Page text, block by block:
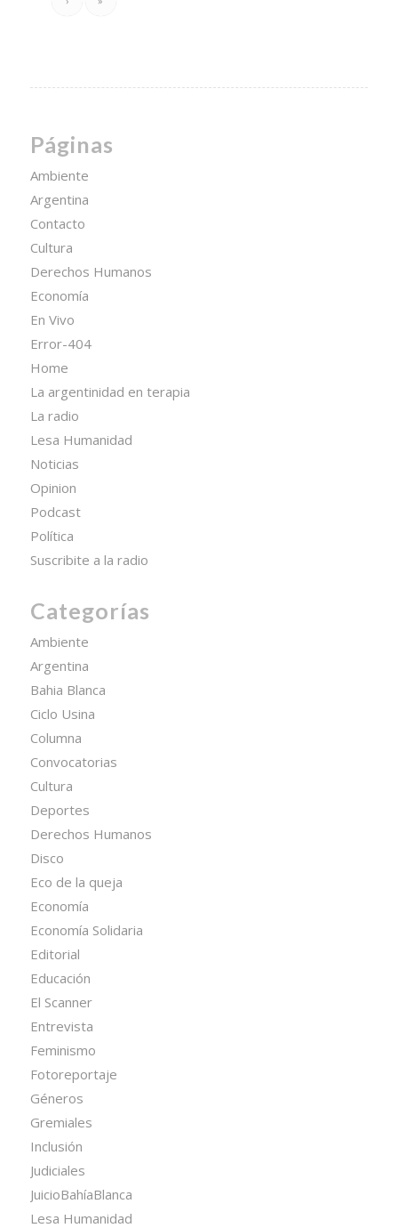
Páginas
Ambiente
Argentina
Contacto
Cultura
Derechos Humanos
Economía
En Vivo
Error-404
Home
La argentinidad en terapia
La radio
Lesa Humanidad
Noticias
Opinion
Podcast
Política
Suscribite a la radio
Categorías
Ambiente
Argentina
Bahia Blanca
Ciclo Usina
Columna
Convocatorias
Cultura
Deportes
Derechos Humanos
Disco
Eco de la queja
Economía
Economía Solidaria
Editorial
Educación
El Scanner
Entrevista
Feminismo
Fotoreportaje
Géneros
Gremiales
Inclusión
Judiciales
JuicioBahíaBlanca
Lesa Humanidad